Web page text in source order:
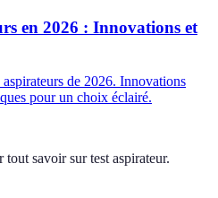
en 2026 : Innovations et
de 2026. Innovations
pour un choix éclairé.
tout savoir sur test aspirateur.